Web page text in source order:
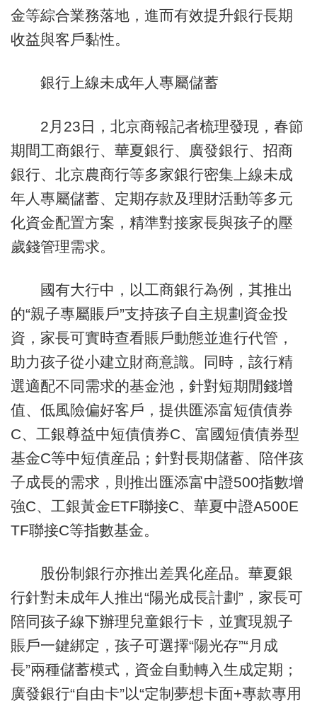
金等綜合業務落地，進而有效提升銀行長期
收益與客戶黏性。
銀行上線未成年人專屬儲蓄
2月23日，北京商報記者梳理發現，春節
期間工商銀行、華夏銀行、廣發銀行、招商
銀行、北京農商行等多家銀行密集上線未成
年人專屬儲蓄、定期存款及理財活動等多元
化資金配置方案，精準對接家長與孩子的壓
歲錢管理需求。
國有大行中，以工商銀行為例，其推出
的“親子專屬賬戶”支持孩子自主規劃資金投
資，家長可實時查看賬戶動態並進行代管，
助力孩子從小建立財商意識。同時，該行精
選適配不同需求的基金池，針對短期閒錢增
值、低風險偏好客戶，提供匯添富短債債券
C、工銀尊益中短債債券C、富國短債債券型
基金C等中短債産品；針對長期儲蓄、陪伴孩
子成長的需求，則推出匯添富中證500指數增
強C、工銀黃金ETF聯接C、華夏中證A500E
TF聯接C等指數基金。
股份制銀行亦推出差異化産品。華夏銀
行針對未成年人推出“陽光成長計劃”，家長可
陪同孩子線下辦理兒童銀行卡，並實現親子
賬戶一鍵綁定，孩子可選擇“陽光存”“月成
長”兩種儲蓄模式，資金自動轉入生成定期；
廣發銀行“自由卡”以“定制夢想卡面+專款專用